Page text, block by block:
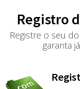
Registro
Registre o seu
garanta